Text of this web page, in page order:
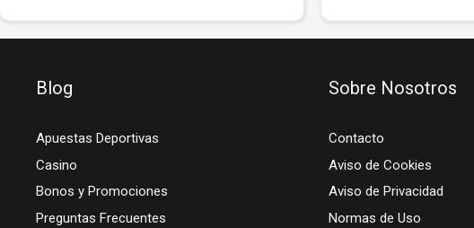
Blog
Apuestas Deportivas
Casino
Bonos y Promociones
Preguntas Frecuentes
Sobre Nosotros
Contacto
Aviso de Cookies
Aviso de Privacidad
Normas de Uso